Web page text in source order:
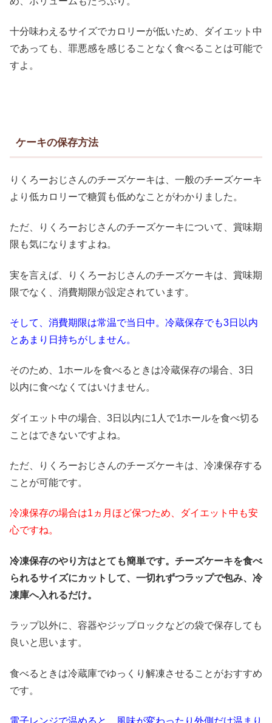
十分味わえるサイズでカロリーが低いため、ダイエット中
であっても、罪悪感を感じることなく食べることは可能で
すよ。
ケーキの保存方法
りくろーおじさんのチーズケーキは、一般のチーズケーキ
より低カロリーで糖質も低めなことがわかりました。
ただ、りくろーおじさんのチーズケーキについて、賞味期
限も気になりますよね。
実を言えば、りくろーおじさんのチーズケーキは、賞味期
限でなく、消費期限が設定されています。
そして、消費期限は常温で当日中。冷蔵保存でも3日以内
とあまり日持ちがしません。
そのため、1ホールを食べるときは冷蔵保存の場合、3日
以内に食べなくてはいけません。
ダイエット中の場合、3日以内に1人で1ホールを食べ切る
ことはできないですよね。
ただ、りくろーおじさんのチーズケーキは、冷凍保存する
ことが可能です。
冷凍保存の場合は1ヵ月ほど保つため、ダイエット中も安
心ですね。
冷凍保存のやり方はとても簡単です。チーズケーキを食べ
られるサイズにカットして、一切れずつラップで包み、冷
凍庫へ入れるだけ。
ラップ以外に、容器やジップロックなどの袋で保存しても
良いと思います。
食べるときは冷蔵庫でゆっくり解凍させることがおすすめ
です。
電子レンジで温めると、風味が変わったり外側だけ温まり